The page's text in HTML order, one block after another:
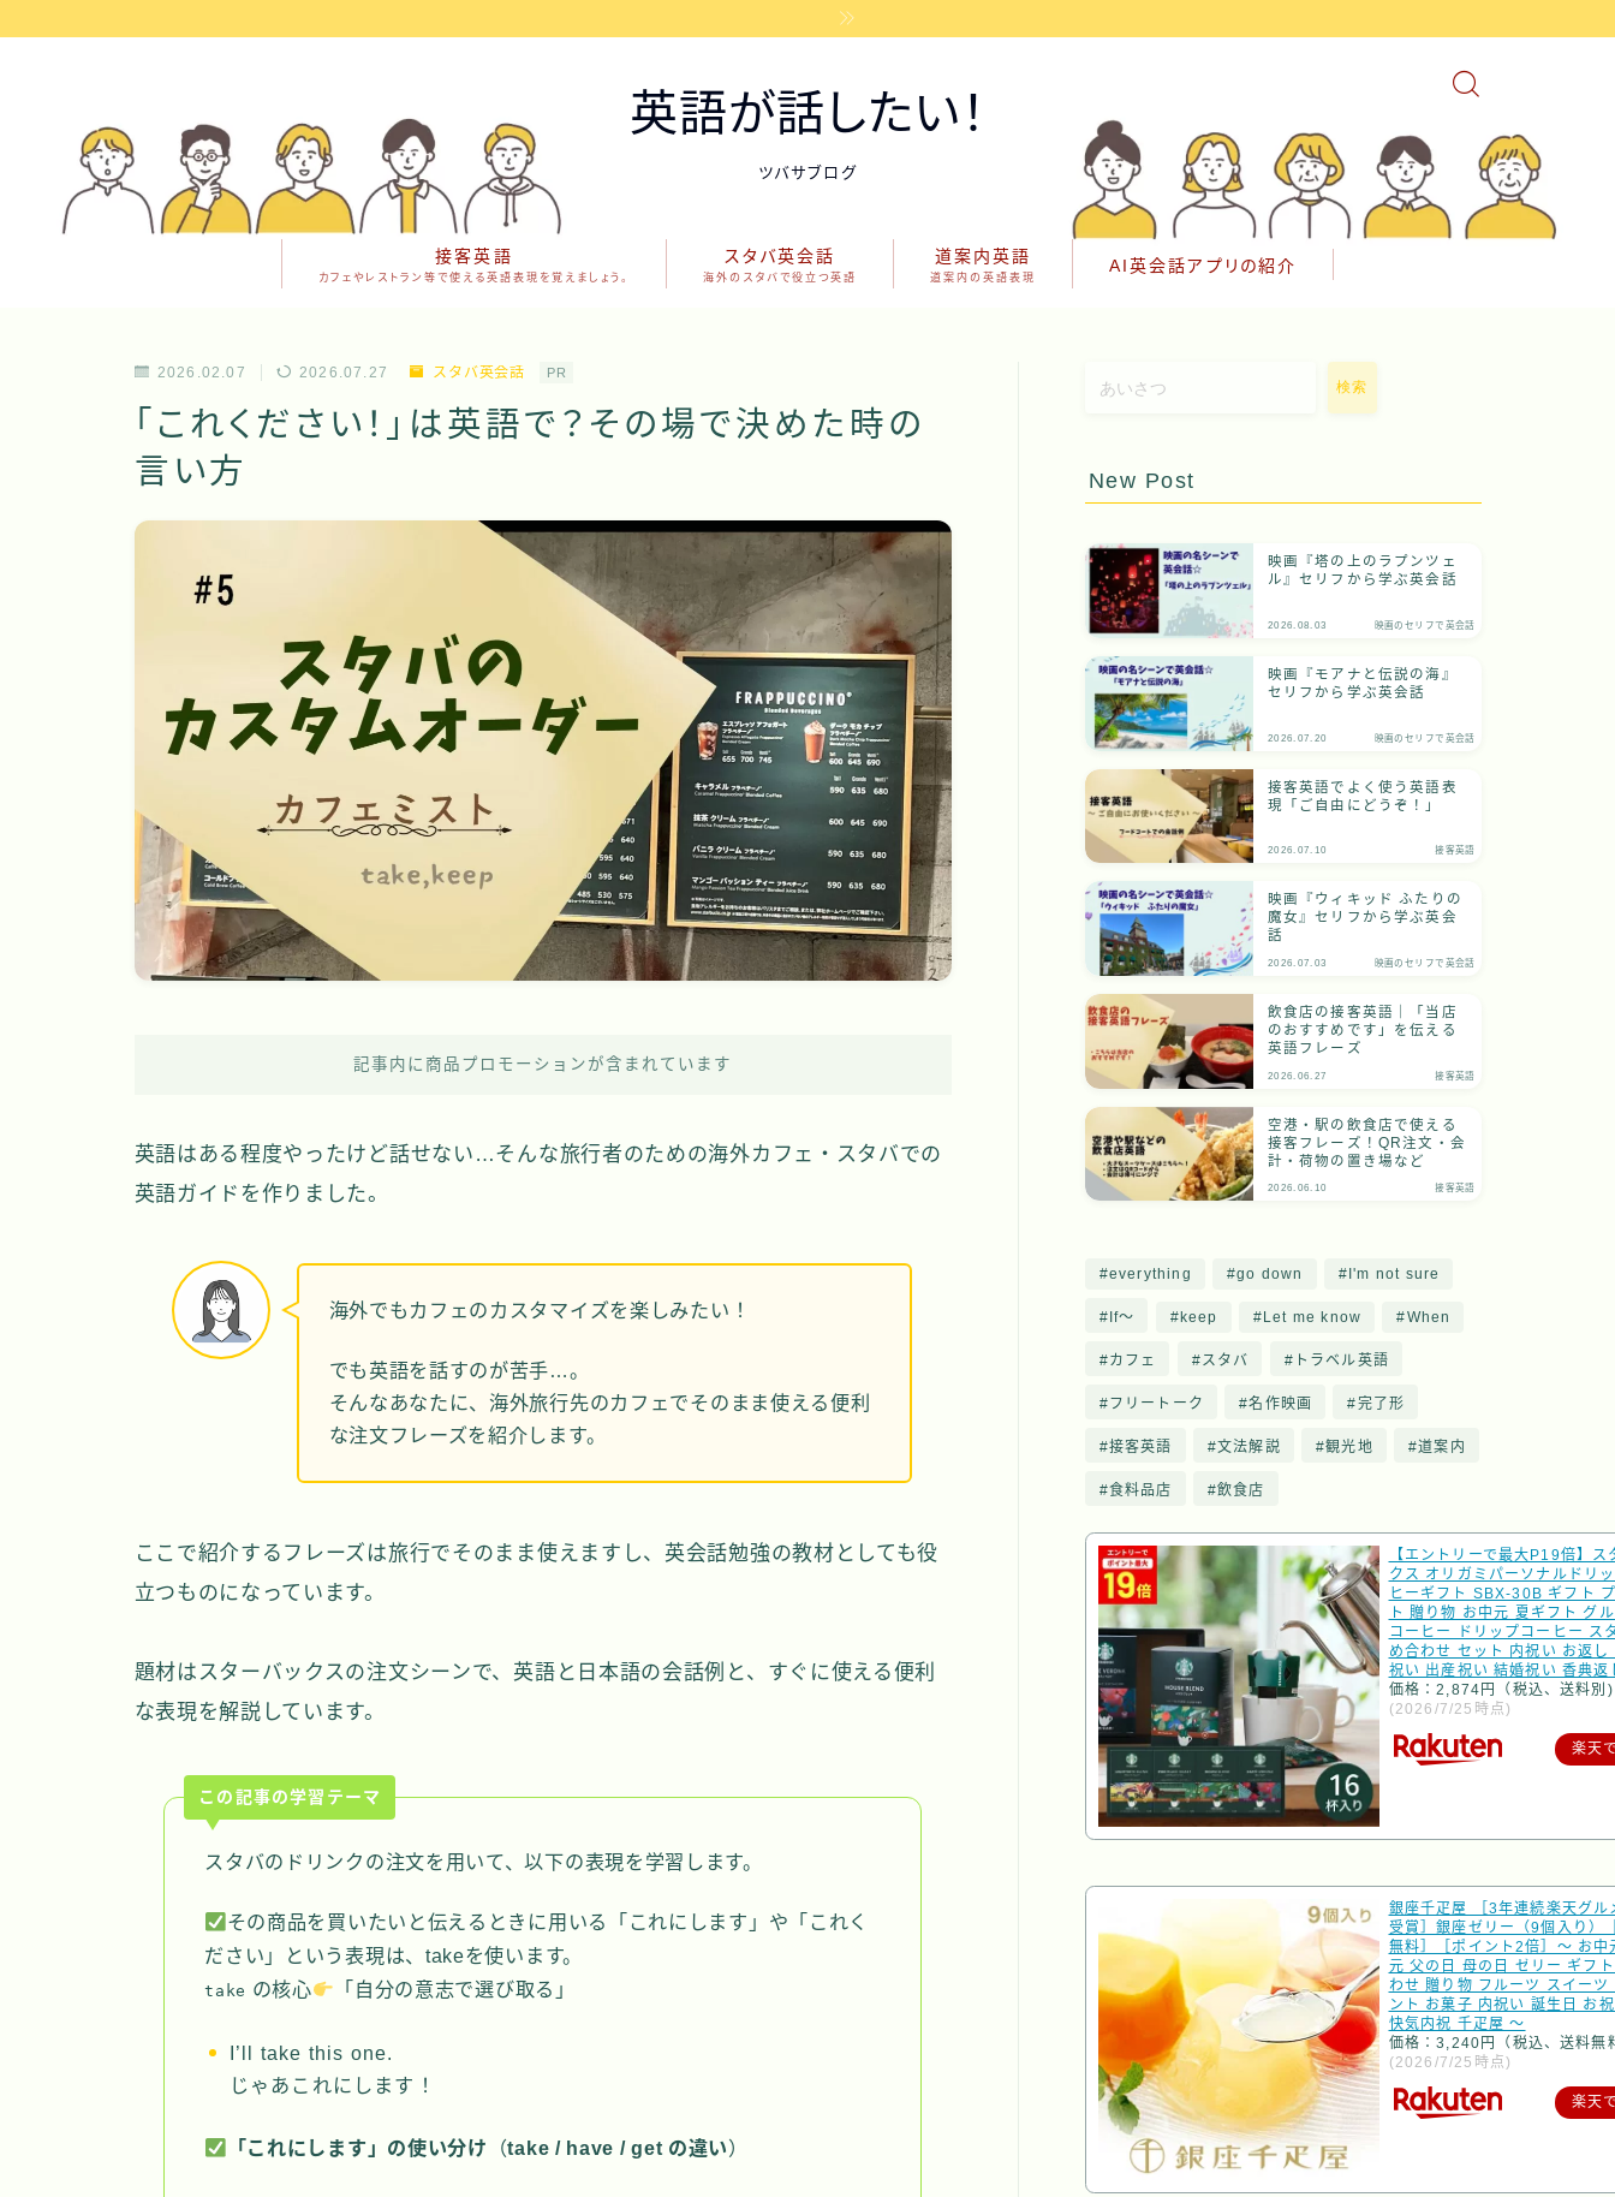
英語が話したい！
ツバサブログ
接客英語
カフェやレストラン等で使える英語表現を覚えましょう。
スタバ英会話
海外のスタバで役立つ英語
道案内英語
道案内の英語表現
AI英会話アプリの紹介
2026.02.07 2026.07.27 スタバ英会話 PR
「これください！」は英語で？その場で決めた時の
言い方
記事内に商品プロモーションが含まれています
英語はある程度やったけど話せない…そんな旅行者のための海外カフェ・スタバでの
英語ガイドを作りました。
海外でもカフェのカスタマイズを楽しみたい！
でも英語を話すのが苦手…。
そんなあなたに、海外旅行先のカフェでそのまま使える便利
な注文フレーズを紹介します。
ここで紹介するフレーズは旅行でそのまま使えますし、英会話勉強の教材としても役
立つものになっています。
題材はスターバックスの注文シーンで、英語と日本語の会話例と、すぐに使える便利
な表現を解説しています。
この記事の学習テーマ
スタバのドリンクの注文を用いて、以下の表現を学習します。
その商品を買いたいと伝えるときに用いる「これにします」や「これく
ださい」という表現は、takeを使います。
take の核心 「自分の意志で選び取る」
I’ll take this one.
じゃあこれにします！
「これにします」の使い分け （take / have / get の違い）
検索
New Post
映画『塔の上のラプンツェ
ル』セリフから学ぶ英会話
2026.08.03 映画のセリフで英会話
映画『モアナと伝説の海』
セリフから学ぶ英会話
2026.07.20 映画のセリフで英会話
接客英語でよく使う英語表
現「ご自由にどうぞ！」
2026.07.10 接客英語
映画『ウィキッド ふたりの
魔女』セリフから学ぶ英会
話
2026.07.03 映画のセリフで英会話
飲食店の接客英語｜「当店
のおすすめです」を伝える
英語フレーズ
2026.06.27 接客英語
空港・駅の飲食店で使える
接客フレーズ！QR注文・会
計・荷物の置き場など
2026.06.10 接客英語
everything go down I'm not sure
If～ keep Let me know When
カフェ スタバ トラベル英語
フリートーク 名作映画 完了形
接客英語 文法解説 観光地 道案内
食料品店 飲食店
【エントリーで最大P19倍】ス
クス オリガミパーソナルドリ
ヒーギフト SBX-30B ギフト
ト 贈り物 お中元 夏ギフト グ
コーヒー ドリップコーヒー ス
め合わせ セット 内祝い お返し
祝い 出産祝い 結婚祝い 香典返
価格：2,874円（税込、送料別)
(2026/7/25時点)
楽天
銀座千疋屋 ［3年連続楽天グル
受賞］銀座ゼリー（9個入り）
無料］［ポイント2倍］～ お中
元 父の日 母の日 ゼリー ギフ
わせ 贈り物 フルーツ スイーツ
ント お菓子 内祝い 誕生日 お
快気内祝 千疋屋 ～
価格：3,240円（税込、送料無
(2026/7/25時点)
楽天